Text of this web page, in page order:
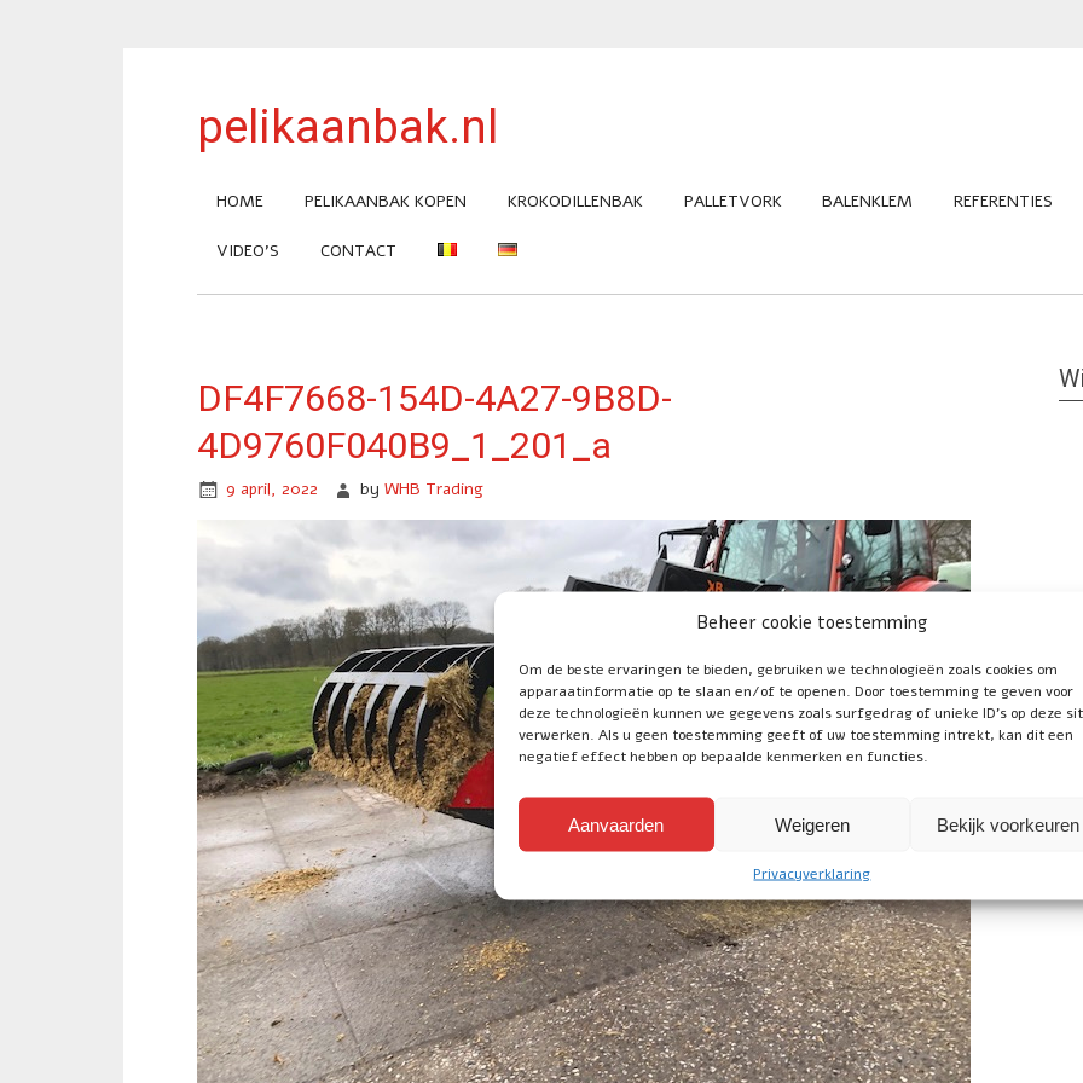
Beheer cookie toestemming
Om de beste ervaringen te bieden, gebruiken we technologieën zoals cookies om
apparaatinformatie op te slaan en/of te openen. Door toestemming te geven voor
deze technologieën kunnen we gegevens zoals surfgedrag of unieke ID's op deze
verwerken. Als u geen toestemming geeft of uw toestemming intrekt, kan dit een
negatief effect hebben op bepaalde kenmerken en functies.
Aanvaarden Weigeren Bekijk voorkeuren
Privacyverklaring
pelikaanbak.nl
HOME PELIKAANBAK KOPEN KROKODILLENBAK PALLETVORK BALENKLEM REFERENTIES
VIDEO’S CONTACT
DF4F7668-154D-4A27-9B8D-
4D9760F040B9_1_201_a
9 april, 2022 by WHB Trading